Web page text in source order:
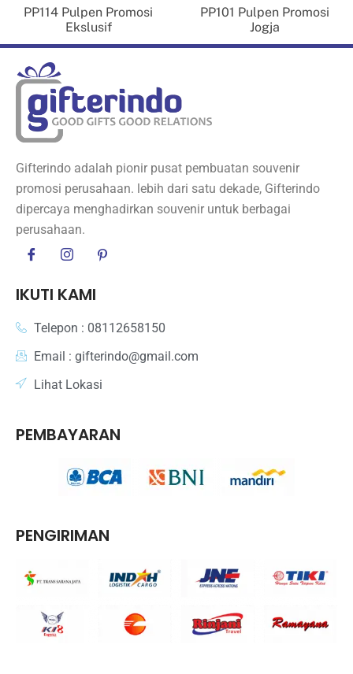
PP114 Pulpen Promosi
Ekslusif
PP101 Pulpen Promosi
Jogja
Gifterindo adalah pionir pusat pembuatan souvenir
promosi perusahaan. lebih dari satu dekade, Gifterindo
dipercaya menghadirkan souvenir untuk berbagai
perusahaan.
IKUTI KAMI
Telepon : 08112658150
Email : gifterindo@gmail.com
Lihat Lokasi
PEMBAYARAN
PENGIRIMAN